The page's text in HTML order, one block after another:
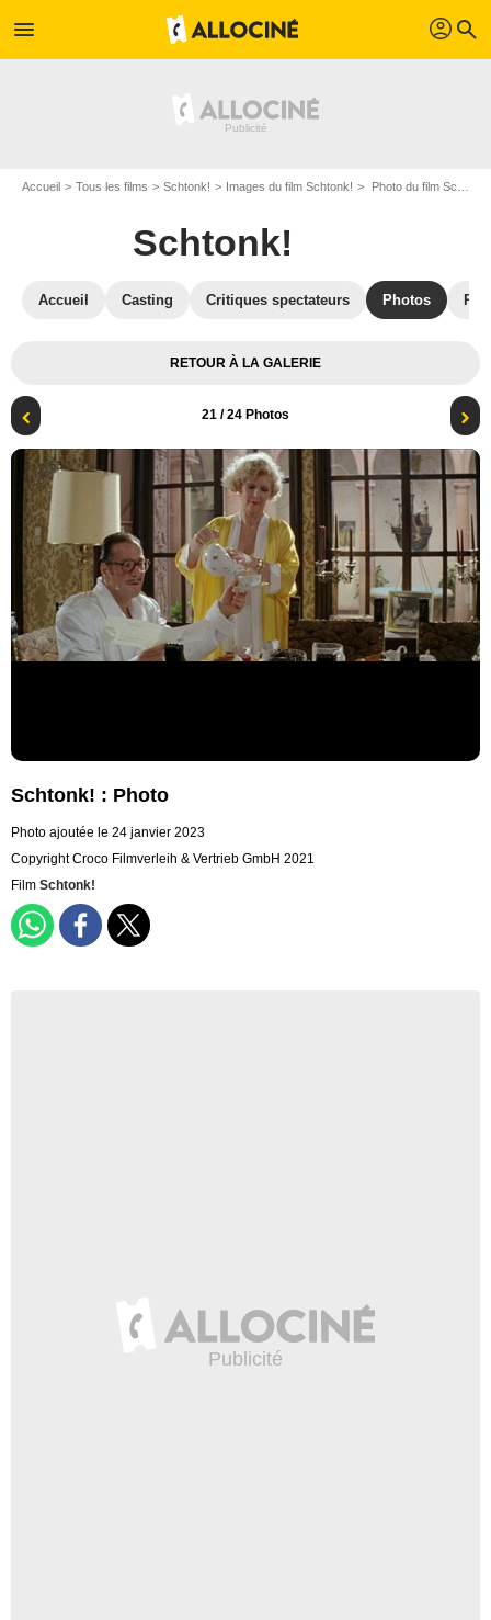
menu profil search
Accueil Tous les films Schtonk! Images du film Schtonk! Photo du film Schtonk! - Photo 21
Schtonk!
Accueil Casting Critiques spectateurs Photos
RETOUR À LA GALERIE
21 / 24 Photos
Schtonk! : Photo
Photo ajoutée le 24 janvier 2023
Copyright Croco Filmverleih & Vertrieb GmbH 2021
Film Schtonk!